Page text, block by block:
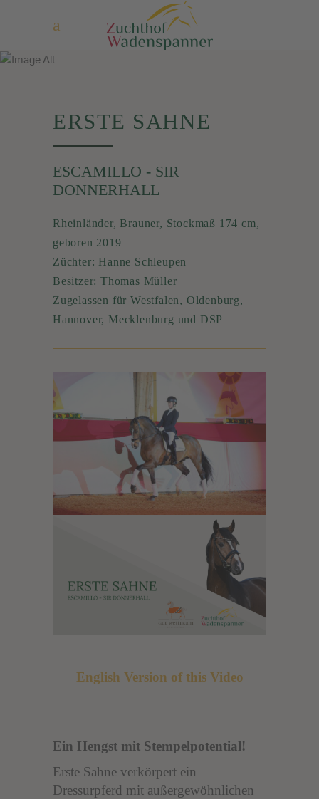
ERSTE SAHNE
ESCAMILLO - SIR
DONNERHALL
Rheinländer, Brauner, Stockmaß 174 cm,
geboren 2019
Züchter: Hanne Schleupen
Besitzer: Thomas Müller
Zugelassen für Westfalen, Oldenburg,
Hannover, Mecklenburg und DSP
English Version of this Video
Ein Hengst mit Stempelpotential!
Erste Sahne verkörpert ein
Dressurpferd mit außergewöhnlichen